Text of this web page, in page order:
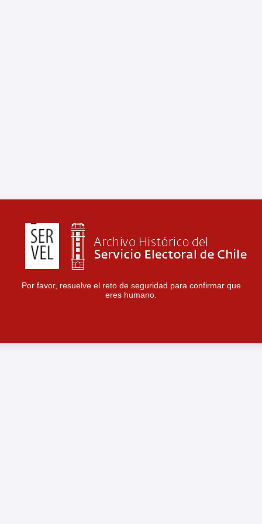
Por favor, resuelve el reto de seguridad para confirmar que
eres humano.